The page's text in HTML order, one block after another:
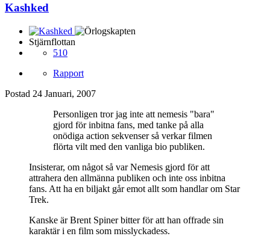
Kashked
Stjärnflottan
510
Rapport
Postad 24 Januari, 2007
Personligen tror jag inte att nemesis "bara"
gjord för inbitna fans, med tanke på alla
onödiga action sekvenser så verkar filmen
flörta vilt med den vanliga bio publiken.
Insisterar, om något så var Nemesis gjord för att
attrahera den allmänna publiken och inte oss inbitna
fans. Att ha en biljakt går emot allt som handlar om Star
Trek.
Kanske är Brent Spiner bitter för att han offrade sin
karaktär i en film som misslyckadess.